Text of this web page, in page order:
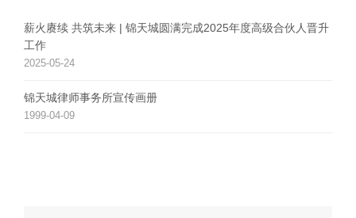
薪火赓续 共筑未来 | 锦天城圆满完成2025年度高级合伙人晋升
工作
2025-05-24
锦天城律师事务所宣传画册
1999-04-09